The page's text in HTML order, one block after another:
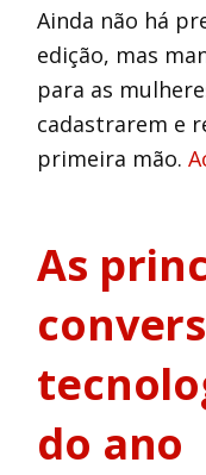
Ainda não há
edição, mas
para as
cadastrarem e
primeira mão.
As
do ano